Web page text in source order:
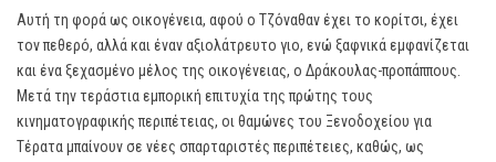
Αυτή τη φορά ως οικογένεια, αφού ο Τζόναθαν έχει το κορίτσι, έχει
τον πεθερό, αλλά και έναν αξιολάτρευτο γιο, ενώ ξαφνικά εμφανίζεται
και ένα ξεχασμένο μέλος της οικογένειας, ο Δράκουλας-προπάππους.
Μετά την τεράστια εμπορική επιτυχία της πρώτης τους
κινηματογραφικής περιπέτειας, οι θαμώνες του Ξενοδοχείου για
Τέρατα μπαίνουν σε νέες σπαρταριστές περιπέτειες, καθώς, ως